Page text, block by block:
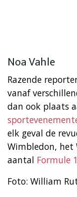
Noa Vahle
Razende
vanaf
dan ook plaats
elk geval de
Wimbledon, het
aantal Formule 1
Foto: William